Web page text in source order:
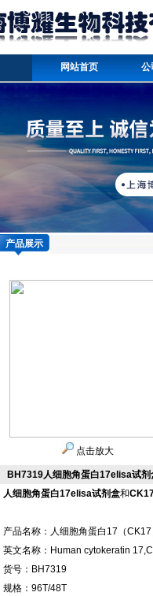
网站首页 公
产品展示
点击放大
BH7319人细胞角蛋白17elisa试
人细胞角蛋白17elisa试剂盒和
产品名称：人细胞角蛋白17（
英文名称：Human cytokeratin
货号：BH7319
规格：96T/48T